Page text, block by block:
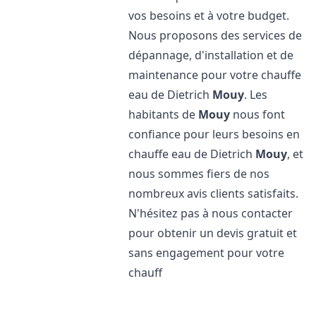
vos besoins et à votre budget.
Nous proposons des services de
dépannage, d'installation et de
maintenance pour votre chauffe
eau de Dietrich Mouy. Les
habitants de Mouy nous font
confiance pour leurs besoins en
chauffe eau de Dietrich Mouy, et
nous sommes fiers de nos
nombreux avis clients satisfaits.
N'hésitez pas à nous contacter
pour obtenir un devis gratuit et
sans engagement pour votre
chauff